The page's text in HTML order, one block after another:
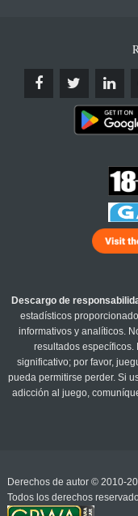
Descargo de
estadísticos
informativos y analíticos.
resultados
significativo; por favor,
pueda permitirse perder. Si
adicción al juego,
Derechos de autor © 2010-
Todos los derechos